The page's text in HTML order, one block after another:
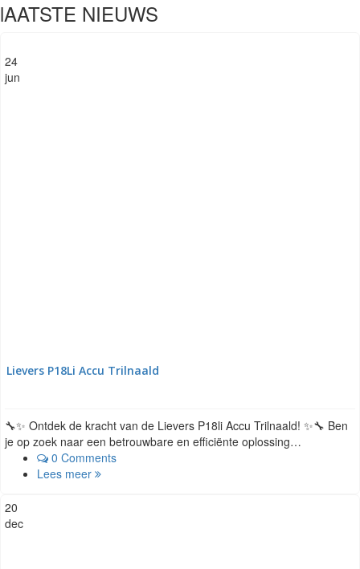
lAATSTE NIEUWS
24
jun
Lievers P18Li Accu Trilnaald
🔧✨ Ontdek de kracht van de Lievers P18li Accu Trilnaald! ✨🔧 Ben
je op zoek naar een betrouwbare en efficiënte oplossing…
0 Comments
Lees meer
20
dec